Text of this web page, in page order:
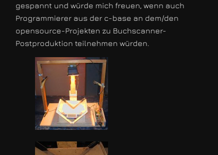
gespannt und würde mich freuen, wenn auch
Programmierer aus der c-base an dem/den
opensource-Projekten zu Buchscanner-
Postproduktion teilnehmen würden.